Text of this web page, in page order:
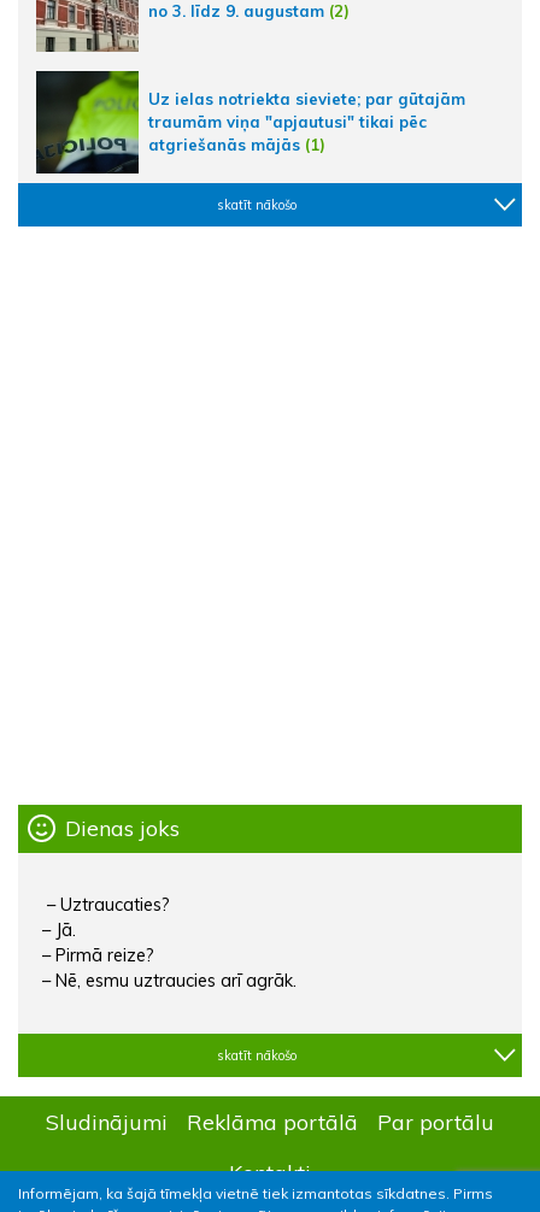
Informējam, ka šajā tīmekļa vietnē tiek izmantotas sīkdatnes. Pirms
no 3. līdz 9. augustam (2)
Uz ielas notriekta sieviete; par gūtajām
traumām viņa "apjautusi" tikai pēc
atgriešanās mājās (1)
skatīt nākošo
Dienas joks
– Uztraucaties?
– Jā.
– Pirmā reize?
– Nē, esmu uztraucies arī agrāk.
skatīt nākošo
Sludinājumi Reklāma portālā
Par portālu
Kontakti